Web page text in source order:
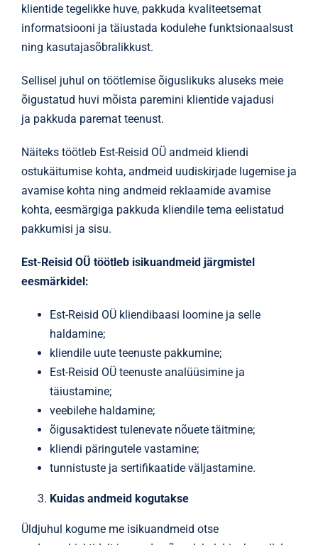
klientide tegelikke huve, pakkuda kvaliteetsemat
informatsiooni ja täiustada kodulehe funktsionaalsust
ning kasutajasõbralikkust.
Sellisel juhul on töötlemise õiguslikuks aluseks meie
õigustatud huvi mõista paremini klientide vajadusi
ja pakkuda paremat teenust.
Näiteks töötleb Est-Reisid OÜ andmeid kliendi
ostukäitumise kohta, andmeid uudiskirjade lugemise ja
avamise kohta ning andmeid reklaamide avamise
kohta, eesmärgiga pakkuda kliendile tema eelistatud
pakkumisi ja sisu.
Est-Reisid OÜ töötleb isikuandmeid järgmistel
eesmärkidel:
Est-Reisid OÜ kliendibaasi loomine ja selle
haldamine;
kliendile uute teenuste pakkumine;
Est-Reisid OÜ teenuste analüüsimine ja
täiustamine;
veebilehe haldamine;
õigusaktidest tulenevate nõuete täitmine;
kliendi päringutele vastamine;
tunnistuste ja sertifikaatide väljastamine.
Kuidas andmeid kogutakse
Üldjuhul kogume me isikuandmeid otse